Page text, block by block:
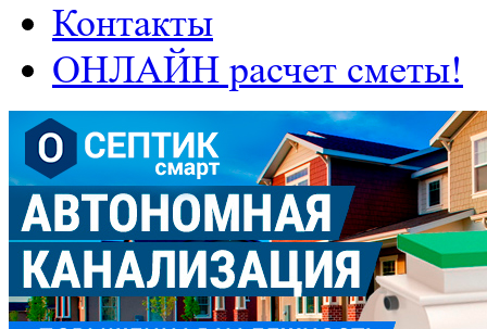
Контакты
ОНЛАЙН расчет сметы!